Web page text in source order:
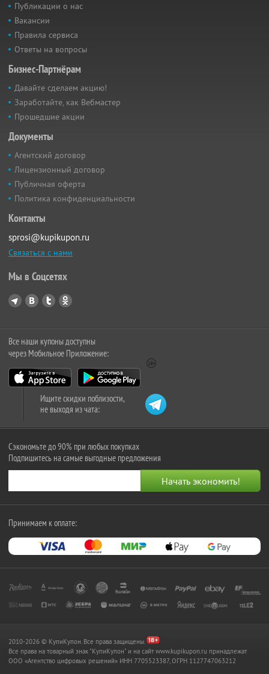
Публикации о нас
Вакансии
Правила сервиса
Ответы на вопросы
Бизнес-Партнёрам
Давайте сделаем акцию!
Заработайте, как Вебмастер
Прошедшие акции
Документы
Агентский договор
Лицензионный договор
Публичная оферта
Политика конфиденциальности
Контакты
sprosi@kupikupon.ru
Связаться с нами
Мы в Соцсетях
Все наши купоны доступны
через Мобильное Приложение:
Ищите скидки поблизости,
не выходя из чата:
Сэкономьте до 90% при любых покупках
Подпишитесь на самые выгодные предложения
Принимаем к оплате:
2010-2026 © КупиКупон. Все права защищены.
Все права на товарный знак "КупиКупон" и на сайт www.kupikupon.ru принадлежат
OOO «Агентство цифровых решений» ИНН 7705523387, ОГРН 1127747063212